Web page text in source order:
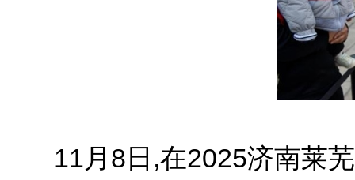
11月8日,在2025济南莱